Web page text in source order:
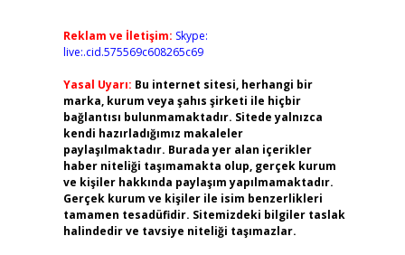
Reklam ve İletişim: Skype:
live:.cid.575569c608265c69
Yasal Uyarı: Bu internet sitesi, herhangi bir
marka, kurum veya şahıs şirketi ile hiçbir
bağlantısı bulunmamaktadır. Sitede yalnızca
kendi hazırladığımız makaleler
paylaşılmaktadır. Burada yer alan içerikler
haber niteliği taşımamakta olup, gerçek kurum
ve kişiler hakkında paylaşım yapılmamaktadır.
Gerçek kurum ve kişiler ile isim benzerlikleri
tamamen tesadüfidir. Sitemizdeki bilgiler taslak
halindedir ve tavsiye niteliği taşımazlar.